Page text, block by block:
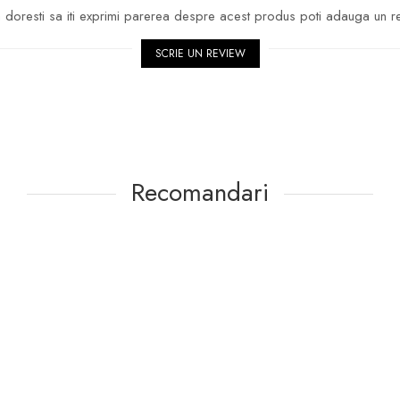
doresti sa iti exprimi parerea despre acest produs poti adauga un
SCRIE UN REVIEW
Recomandari